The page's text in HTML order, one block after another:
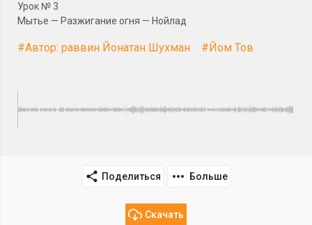
Урок № 3
Мытье — Разжигание огня — Нойлад
#Автор: раввин Йонатан Шухман #Йом Тов
Поделиться Больше
Скачать